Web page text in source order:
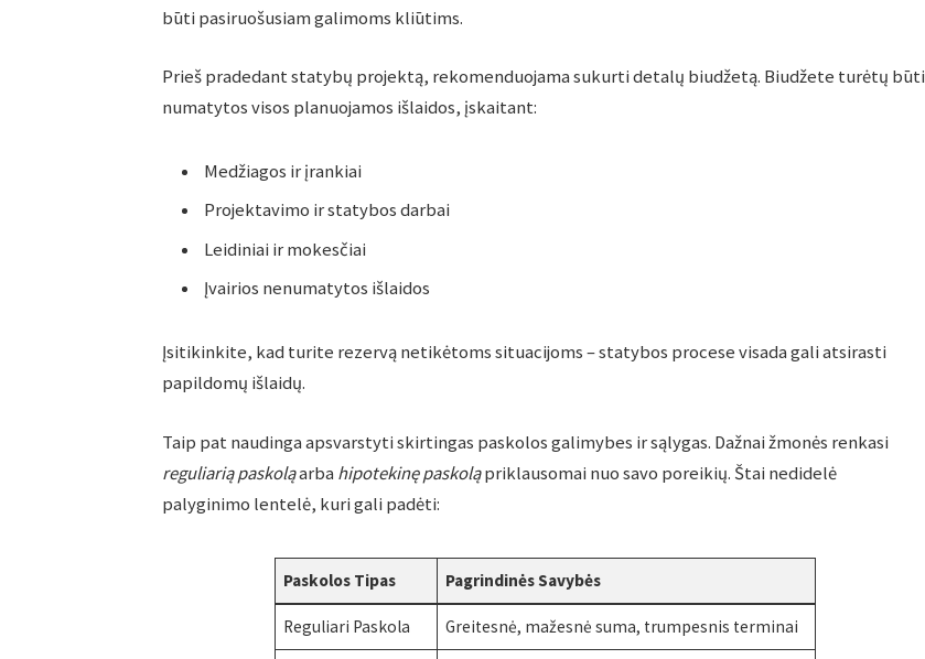
būti pasiruošusiam galimoms kliūtims.
Prieš pradedant statybų projektą, rekomenduojama sukurti detalų biudžetą. Biudžete turėtų būti
numatytos visos planuojamos išlaidos, įskaitant:
Medžiagos ir įrankiai
Projektavimo ir statybos darbai
Leidiniai ir mokesčiai
Įvairios nenumatytos išlaidos
Įsitikinkite, kad turite rezervą netikėtoms situacijoms – statybos procese visada gali atsirasti
papildomų išlaidų.
Taip pat naudinga apsvarstyti skirtingas paskolos galimybes ir sąlygas. Dažnai žmonės renkasi
reguliarią paskoląarba hipotekinę paskoląpriklausomai nuo savo poreikių. Štai nedidelė
palyginimo lentelė, kuri gali padėti:
Paskolos Tipas Pagrindinės Savybės
Reguliari Paskola Greitesnė, mažesnė suma, trumpesnis terminai